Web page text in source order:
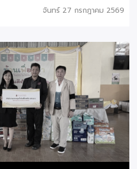
จันทร์ 27 กรกฎาคม 2569